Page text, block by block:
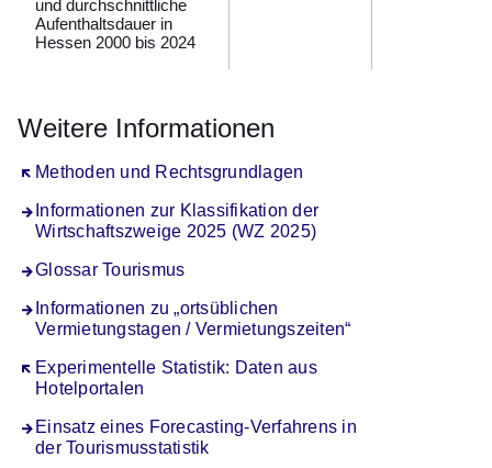
und durchschnittliche
Aufenthaltsdauer in
Hessen 2000 bis 2024
Weitere Informationen
Methoden und Rechtsgrundlagen
Öffnet sich in einem neuen Fenster
Informationen zur Klassifikation der
Wirtschaftszweige 2025 (WZ 2025)
Glossar Tourismus
Informationen zu „ortsüblichen
Vermietungstagen / Vermietungszeiten“
Experimentelle Statistik: Daten aus
Hotelportalen
Öffnet sich in einem neuen Fenster
Einsatz eines Forecasting-Verfahrens in
der Tourismusstatistik